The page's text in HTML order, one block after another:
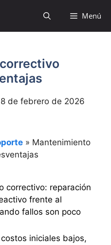
Menú
de febrero de 2026
» Mantenimiento
correctivo: reparación
frente al
fallos son poco
iniciales bajos,